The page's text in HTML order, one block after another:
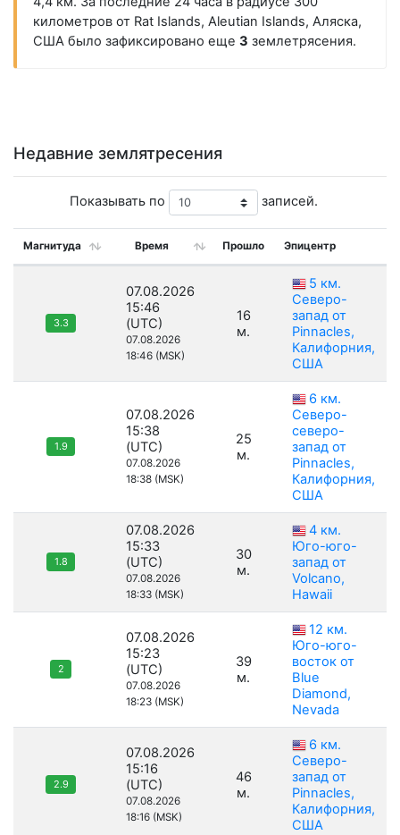
километров от Rat Islands, Aleutian Islands, Аляска,
США было зафиксировано еще 3 землетрясения.
Недавние землятресения
Показывать по записей.
Магнитуда Время Прошло Эпицентр
3.3
07.08.2026
15:46
(UTC)
07.08.2026
18:46 (MSK)
16
м.
5 км.
Северо-
запад от
Pinnacles,
Калифорния,
США
1.9
07.08.2026
15:38
(UTC)
07.08.2026
18:38 (MSK)
25
м.
6 км.
Северо-
северо-
запад от
Pinnacles,
Калифорния,
США
1.8
07.08.2026
15:33
(UTC)
07.08.2026
18:33 (MSK)
30
м.
4 км.
Юго-юго-
запад от
Volcano,
Hawaii
2
07.08.2026
15:23
(UTC)
07.08.2026
18:23 (MSK)
39
м.
12 км.
Юго-юго-
восток от
Blue
Diamond,
Nevada
2.9
07.08.2026
15:16
(UTC)
07.08.2026
18:16 (MSK)
46
м.
6 км.
Северо-
запад от
Pinnacles,
Калифорния,
США